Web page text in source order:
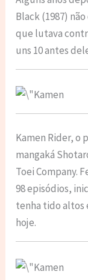
Black (1987)
que lutava
uns 10 antes
Kamen Rider, o
mangaká
Toei Company.
98 episódios,
tenha tido altos
hoje.